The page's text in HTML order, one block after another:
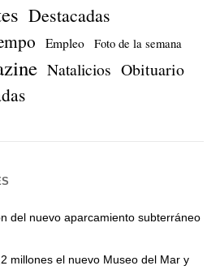
Destacadas
Empleo Foto de la semana
Natalicios Obituario
del nuevo aparcamiento subterráneo
millones el nuevo Museo del Mar y